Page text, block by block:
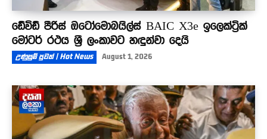
ඩේවිඩ් පීරිස් ඔටෝමොබයිල්ස් BAIC X3e ඉලෙක්ට්‍රික්
මෝටර් රථය ශ්‍රී ලංකාවට හඳුන්වා දෙයි
උණුසුම් පුවත් | Hot News August 1, 2026